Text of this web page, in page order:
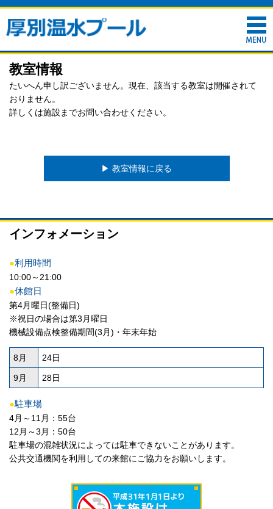
教室情報
たいへん申し訳ございません。現在、該当する教室は開催されて
おりません。
詳しくは施設までお問い合わせください。
▶︎ 教室情報に戻る
インフォメーション
●利用時間
10:00～21:00
●休館日
第4月曜日(整備日)
※祝日の場合は第3月曜日
機械設備点検整備期間(3月)・年末年始
8月 24日
9月 28日
●駐車場
4月～11月：55台
12月～3月：50台
駐車場の混雑状況によっては駐車できないことがあります。
公共交通機関を利用しての来館にご協力をお願いします。